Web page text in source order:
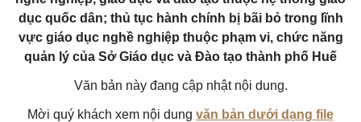
dục quốc dân; thủ tục hành chính bị bãi bỏ trong lĩnh
vực giáo dục nghề nghiệp thuộc phạm vi, chức năng
quản lý của Sở Giáo dục và Đào tạo thành phố Huế
Văn bản này đang cập nhật nội dung.
Mời quý khách xem nội dung văn bản dưới dạng file